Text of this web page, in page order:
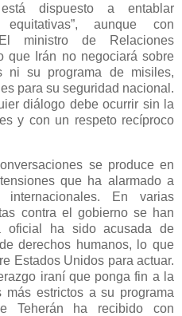
dispuesto a entablar
aunque con
ministro de Relaciones
que Irán no negociará sobre
ni su programa de misiles,
para su seguridad nacional.
diálogo debe ocurrir sin la
y con un respeto recíproco
se produce en
que ha alarmado a
internacionales. En varias
contra el gobierno se han
oficial ha sido acusada de
derechos humanos, lo que
Estados Unidos para actuar.
iraní que ponga fin a la
más estrictos a su programa
Teherán ha recibido con